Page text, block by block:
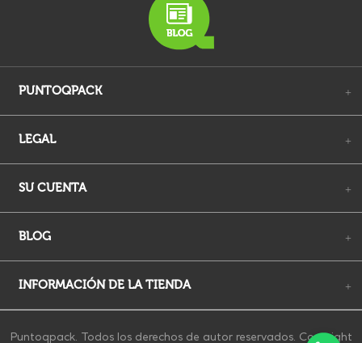
PUNTOQPACK +
LEGAL +
SU CUENTA +
BLOG +
INFORMACIÓN DE LA TIENDA +
Puntoqpack. Todos los derechos de autor reservados. Copyright